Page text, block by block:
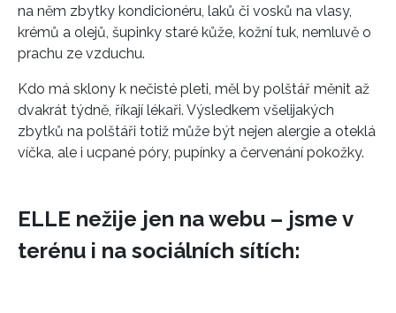
na něm zbytky kondicionéru, laků či vosků na vlasy,
krémů a olejů, šupinky staré kůže, kožní tuk, nemluvě o
prachu ze vzduchu.
Kdo má sklony k nečisté pleti, měl by polštář měnit až
dvakrát týdně, říkají lékaři. Výsledkem všelijakých
zbytků na polštáři totiž může být nejen alergie a oteklá
víčka, ale i ucpané póry, pupínky a červenání pokožky.
ELLE nežije jen na webu – jsme v
terénu i na sociálních sítích: